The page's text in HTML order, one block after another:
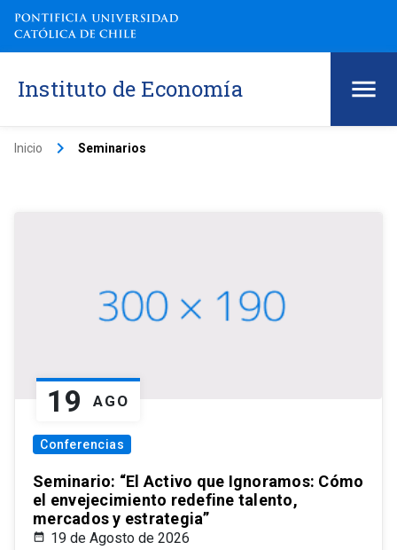
Instituto de Economía
Inicio keyboard_arrow_right Seminarios
19 AGO
Conferencias
Seminario: “El Activo que Ignoramos: Cómo
el envejecimiento redefine talento,
mercados y estrategia”
19 de Agosto de 2026